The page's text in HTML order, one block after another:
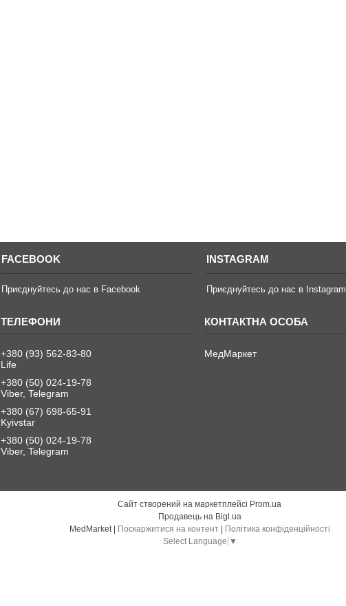
FACEBOOK
Приєднуйтесь до нас в Facebook
INSTAGRAM
Приєднуйтесь до нас в Instagram
+380 (93) 562-83-80
Life
+380 (50) 024-19-78
Viber, Telegram
+380 (67) 698-65-91
Kyivstar
+380 (50) 024-19-78
Viber, Telegram
МедМаркет
Сайт створений на маркетплейсі Prom.ua
Продавець на Bigl.ua
MedMarket | Поскаржитися на контент | Політика конфіденційності
Select Language ▼